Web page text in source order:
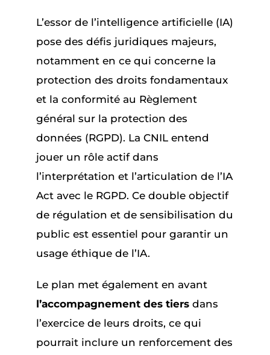
L’essor de l’intelligence artificielle (IA)
pose des défis juridiques majeurs,
notamment en ce qui concerne la
protection des droits fondamentaux
et la conformité au Règlement
général sur la protection des
données (RGPD). La CNIL entend
jouer un rôle actif dans
l’interprétation et l’articulation de l’IA
Act avec le RGPD. Ce double objectif
de régulation et de sensibilisation du
public est essentiel pour garantir un
usage éthique de l’IA.
Le plan met également en avant
l’accompagnement des tiers dans
l’exercice de leurs droits, ce qui
pourrait inclure un renforcement des